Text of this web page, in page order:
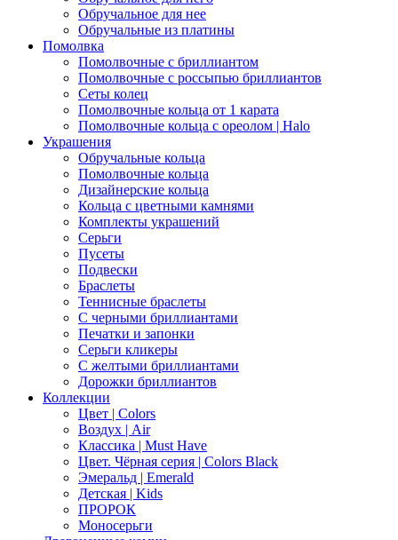
Обручальное для нее
Обручальные из платины
Помолвка
Помолвочные с бриллиантом
Помолвочные с россыпью бриллиантов
Сеты колец
Помолвочные кольца от 1 карата
Помолвочные кольца с ореолом | Halo
Украшения
Обручальные кольца
Помолвочные кольца
Дизайнерские кольца
Кольца с цветными камнями
Комплекты украшений
Серьги
Пусеты
Подвески
Браслеты
Теннисные браслеты
C черными бриллиантами
Печатки и запонки
Серьги кликеры
С желтыми бриллиантами
Дорожки бриллиантов
Коллекции
Цвет | Colors
Воздух | Air
Классика | Must Have
Цвет. Чёрная серия | Colors Black
Эмеральд | Emerald
Детская | Kids
ПРОРОК
Моносерьги